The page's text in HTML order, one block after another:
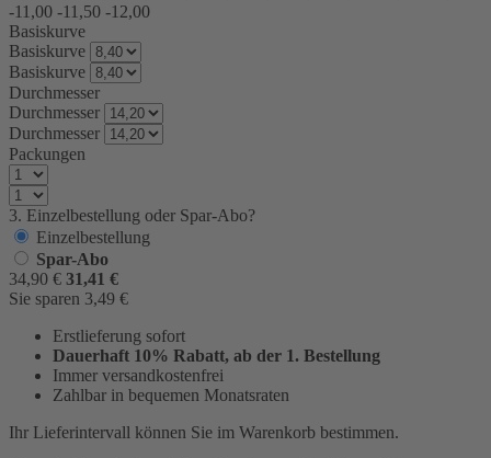
-11,00 -11,50 -12,00
Basiskurve
Basiskurve
Basiskurve
Durchmesser
Durchmesser
Durchmesser
Packungen
3. Einzelbestellung oder Spar-Abo?
Einzelbestellung
Spar-Abo
34,90 € 31,41 €
Sie sparen 3,49 €
Erstlieferung sofort
Dauerhaft 10% Rabatt, ab der 1. Bestellung
Immer versandkostenfrei
Zahlbar in bequemen Monatsraten
Ihr Lieferintervall können Sie im Warenkorb bestimmen.